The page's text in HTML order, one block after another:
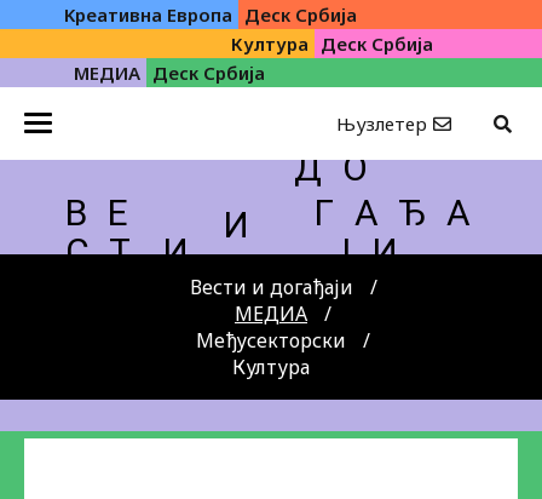
Kреативна Eвропа Деск Србија
Култура Деск Србија
МЕДИА Деск Србија
Њузлетер
Д О
В Е
И
Г А Ђ А
С Т И Ј И
Вести и догађаји
МЕДИА
Међусекторски
Култура